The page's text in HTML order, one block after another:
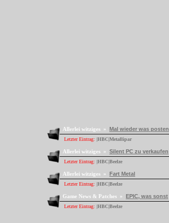
Allerlei witziges » Mal wieder was posten
Letzter Eintrag: |HBC|Metallipar
Allerlei witziges » Silent PC zu verkaufen
Letzter Eintrag: |HBC|Beelze
Allerlei witziges » Fart Metal
Letzter Eintrag: |HBC|Beelze
Game News & Patches » EPIC, was sonst
Letzter Eintrag: |HBC|Beelze